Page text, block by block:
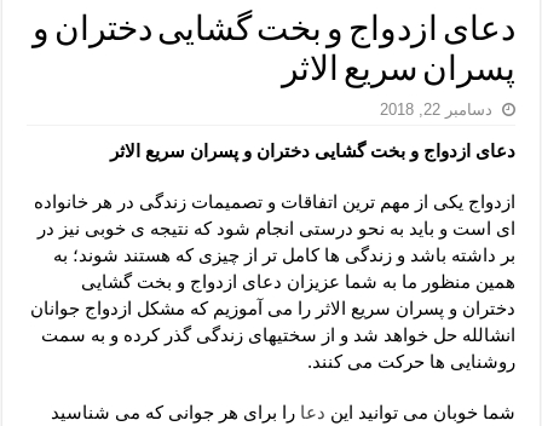
معجزات دعای یا من اظهر الجمیل – دعای یا من اظهر الجمیل برای
مهم ترین اذکار الهی و فضیلت آن ها – ذکر مخصوص مستجاب الدعوه
دعا برای ترس بچه ها در خواب – دعای ترس و بی خوابی کودکان
لا حول ولا قوة الا بالله برای چشم زخم – دعای چشم زخم ماشاالله
دعای قوی رفع ترس – دعای مجرب برای آرامش قلب و رفع اضطراب
دعا برای پولدار شدن در یک روز – دعای ثروت حضرت سلیمان
دعای ازدواج و بخت گشایی دختران و
پسران سریع الاثر
دسامبر 22, 2018
دعای ازدواج و بخت گشایی دختران و پسران سریع الاثر
ازدواج یکی از مهم ترین اتفاقات و تصمیمات زندگی در هر خانواده
ای است و باید به نحو درستی انجام شود که نتیجه ی خوبی نیز در
بر داشته باشد و زندگی ها کامل تر از چیزی که هستند شوند؛ به
همین منظور ما به شما عزیزان دعای ازدواج و بخت گشایی
دختران و پسران سریع الاثر را می آموزیم که مشکل ازدواج جوانان
انشالله حل خواهد شد و از سختیهای زندگی گذر کرده و به سمت
روشنایی ها حرکت می کنند.
شما خوبان می توانید این دعا را برای هر جوانی که می شناسید